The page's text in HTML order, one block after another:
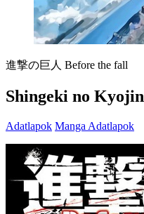
進撃の巨人 Before the fall
Shingeki no
Adatlapok Manga Adatlapok